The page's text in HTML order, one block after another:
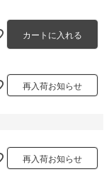
カートに入れる
再入荷お知らせ
再入荷お知らせ